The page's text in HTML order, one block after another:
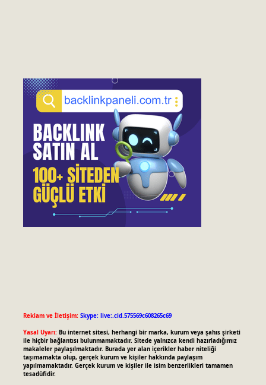
Reklam ve İletişim: Skype: live:.cid.575569c608265c69
Yasal Uyarı: Bu internet sitesi, herhangi bir marka, kurum veya şahıs şirketi
ile hiçbir bağlantısı bulunmamaktadır. Sitede yalnızca kendi hazırladığımız
makaleler paylaşılmaktadır. Burada yer alan içerikler haber niteliği
taşımamakta olup, gerçek kurum ve kişiler hakkında paylaşım
yapılmamaktadır. Gerçek kurum ve kişiler ile isim benzerlikleri tamamen
tesadüfidir.